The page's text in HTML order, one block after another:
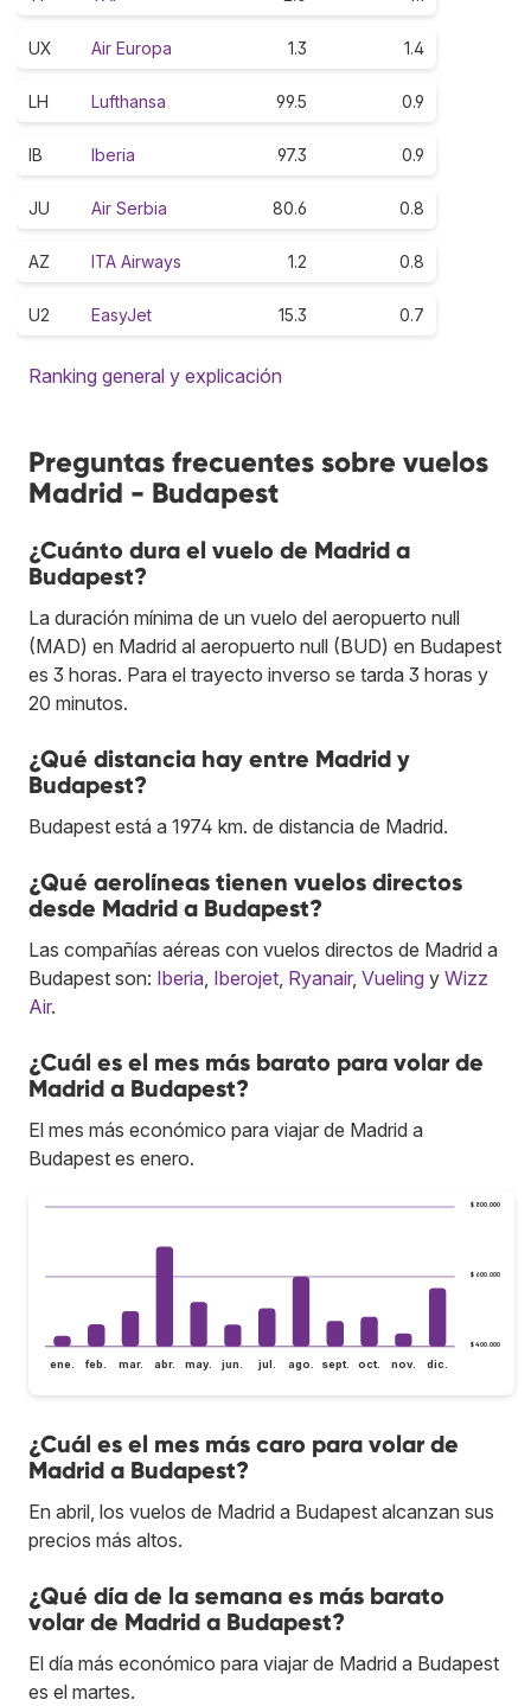
UX Air Europa 1.3 1.4
LH Lufthansa 99.5 0.9
IB Iberia 97.3 0.9
JU Air Serbia 80.6 0.8
AZ ITA Airways 1.2 0.8
U2 EasyJet 15.3 0.7
Ranking general y explicación
Preguntas frecuentes sobre vuelos
Madrid - Budapest
¿Cuánto dura el vuelo de Madrid a
Budapest?
La duración mínima de un vuelo del aeropuerto null
(MAD) en Madrid al aeropuerto null (BUD) en Budapest
es 3 horas. Para el trayecto inverso se tarda 3 horas y
20 minutos.
¿Qué distancia hay entre Madrid y
Budapest?
Budapest está a 1974 km. de distancia de Madrid.
¿Qué aerolíneas tienen vuelos directos
desde Madrid a Budapest?
Las compañías aéreas con vuelos directos de Madrid a
Budapest son: Iberia Iberojet Ryanair, Vueling y Wizz
Air.
¿Cuál es el mes más barato para volar de
Madrid a Budapest?
El mes más económico para viajar de Madrid a
Budapest es enero.
$ 400.000
$ 600.000
$ 800.000
ene. feb. mar. abr. may. jun. jul. ago. sept. oct. nov. dic.
¿Cuál es el mes más caro para volar de
Madrid a Budapest?
En abril, los vuelos de Madrid a Budapest alcanzan sus
precios más altos.
¿Qué día de la semana es más barato
volar de Madrid a Budapest?
El día más económico para viajar de Madrid a Budapest
es el martes.